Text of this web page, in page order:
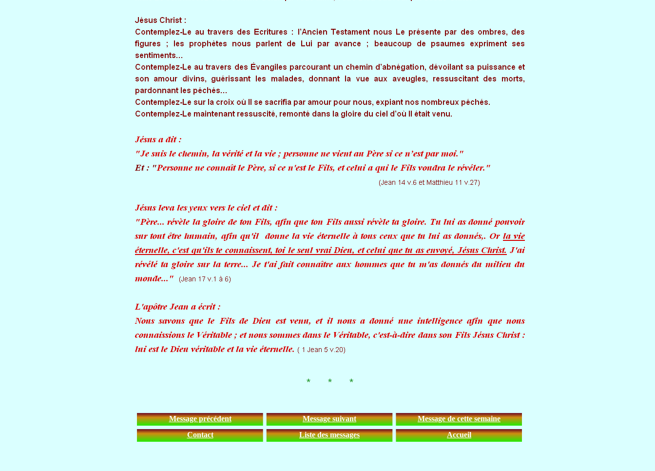
Message précédent Message suivant
Message de cette semaine
Contact
Liste des messages Accueil